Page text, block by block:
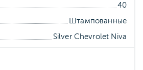
40
Штампованные
Silver Chevrolet Niva